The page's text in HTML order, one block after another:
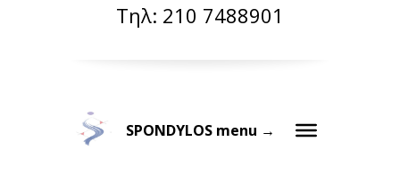
Τηλ: 210 7488901
SPONDYLOS menu →